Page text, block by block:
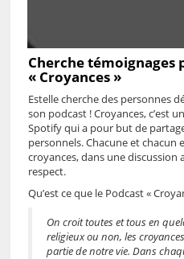
Cherche témoignages
« Croyances »
Estelle cherche des personnes
son podcast ! Croyances, c’est
Spotify qui a pour but de
personnels. Chacune et chacun
croyances, dans une discussion
respect.
Qu’est ce que le Podcast «
On croit toutes et tous en
religieux ou non, les
partie de notre vie. Dans